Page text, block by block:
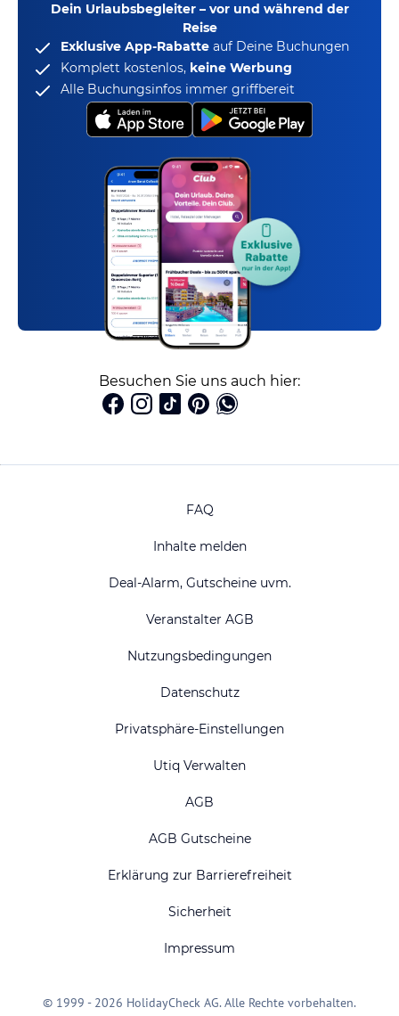
Dein Urlaubsbegleiter – vor und während der
Reise
Exklusive App-Rabatte auf Deine Buchungen
Komplett kostenlos, keine Werbung
Alle Buchungsinfos immer griffbereit
Besuchen Sie uns auch hier:
FAQ
Inhalte melden
Deal-Alarm, Gutscheine uvm.
Veranstalter AGB
Nutzungsbedingungen
Datenschutz
Privatsphäre-Einstellungen
Utiq Verwalten
AGB
AGB Gutscheine
Erklärung zur Barrierefreiheit
Sicherheit
Impressum
© 1999 - 2026 HolidayCheck AG. Alle Rechte vorbehalten.